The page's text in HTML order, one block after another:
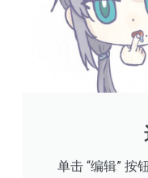
单击 “编辑” 按